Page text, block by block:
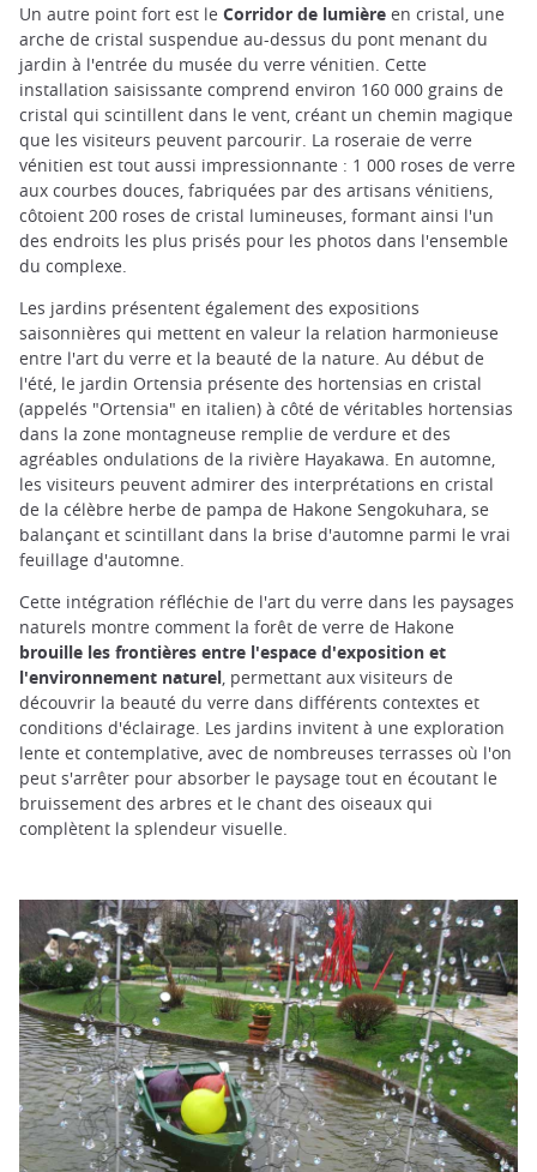
Un autre point fort est le Corridor de lumière en cristal, une
arche de cristal suspendue au-dessus du pont menant du
jardin à l'entrée du musée du verre vénitien. Cette
installation saisissante comprend environ 160 000 grains de
cristal qui scintillent dans le vent, créant un chemin magique
que les visiteurs peuvent parcourir. La roseraie de verre
vénitien est tout aussi impressionnante : 1 000 roses de verre
aux courbes douces, fabriquées par des artisans vénitiens,
côtoient 200 roses de cristal lumineuses, formant ainsi l'un
des endroits les plus prisés pour les photos dans l'ensemble
du complexe.
Les jardins présentent également des expositions
saisonnières qui mettent en valeur la relation harmonieuse
entre l'art du verre et la beauté de la nature. Au début de
l'été, le jardin Ortensia présente des hortensias en cristal
(appelés "Ortensia" en italien) à côté de véritables hortensias
dans la zone montagneuse remplie de verdure et des
agréables ondulations de la rivière Hayakawa. En automne,
les visiteurs peuvent admirer des interprétations en cristal
de la célèbre herbe de pampa de Hakone Sengokuhara, se
balançant et scintillant dans la brise d'automne parmi le vrai
feuillage d'automne.
Cette intégration réfléchie de l'art du verre dans les paysages
naturels montre comment la forêt de verre de Hakone
brouille les frontières entre l'espace d'exposition et
l'environnement naturel, permettant aux visiteurs de
découvrir la beauté du verre dans différents contextes et
conditions d'éclairage. Les jardins invitent à une exploration
lente et contemplative, avec de nombreuses terrasses où l'on
peut s'arrêter pour absorber le paysage tout en écoutant le
bruissement des arbres et le chant des oiseaux qui
complètent la splendeur visuelle.